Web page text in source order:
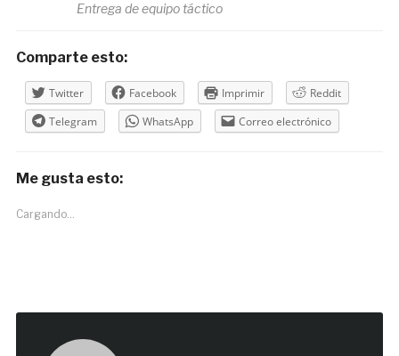
Entrega de equipo táctico
Comparte esto:
Twitter Facebook Imprimir
Reddit
Telegram
WhatsApp Correo electrónico
Me gusta esto:
Cargando...